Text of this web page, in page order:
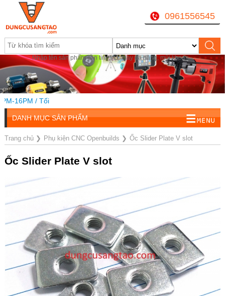
Nhập tên sản phẩm cần tìm, VD: máy đa năng, mũi khoan...
0961556545
16PM / Tối
DANH MỤC SẢN PHẨM
Trang chủ❯ Phụ kiện CNC Openbuilds ❯ Ốc Slider Plate V slot
Ốc Slider Plate V slot